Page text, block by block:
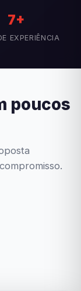
7+
EXPERIÊNCIA
poucos